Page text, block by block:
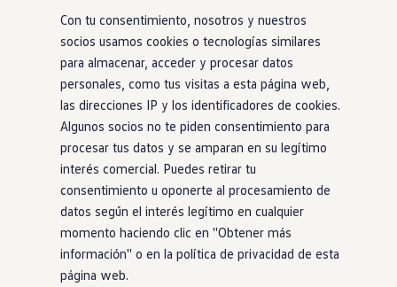
Con tu consentimiento, nosotros y nuestros
socios usamos cookies o tecnologías similares
para almacenar, acceder y procesar datos
personales, como tus visitas a esta página web,
las direcciones IP y los identificadores de cookies.
Algunos socios no te piden consentimiento para
procesar tus datos y se amparan en su legítimo
interés comercial. Puedes retirar tu
consentimiento u oponerte al procesamiento de
datos según el interés legítimo en cualquier
momento haciendo clic en ''Obtener más
información'' o en la política de privacidad de esta
página web.
Accessorios
Información útil
Viajar en coche
WLTP
Guía de mantenimiento
Servicio de mantenimiento Volkswagen
Neumáticos
Garantía Volkswagen
Piezas
Aceite y líquidos
Customized-Solution portal
myVolkswagen
Cita taller
Conectividad
California App
Volkswagen Connect Shop
Mundo Camper